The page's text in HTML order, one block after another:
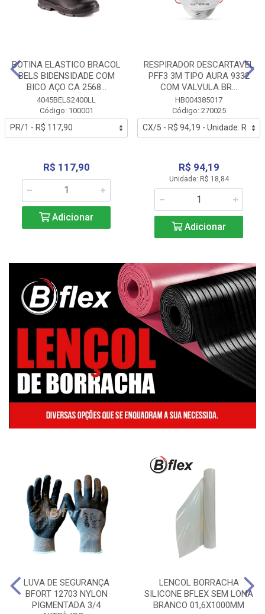
BOTINA ELASTICO BRACOL
BELS BIDENSIDADE COM
BICO AÇO CA 2568...
4045BELS2400LL
Código: 100001
R$ 117,90
Adicionar
RESPIRADOR DESCARTAVEL
PFF3 3M TIPO AURA 9332
COM VALVULA BR...
HB004385017
Código: 270025
R$ 94,19
Unidade: R$ 18,84
Adicionar
LUVA DE SEGURANÇA
BFORT 12703 NYLON
PIGMENTADA 3/4
LENCOL BORRACHA
SILICONE BFLEX SEM LONA
BRANCO 01,6X1000MM